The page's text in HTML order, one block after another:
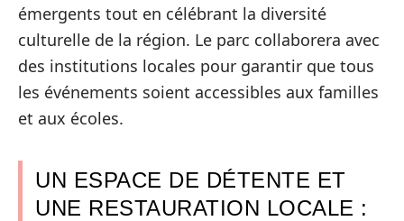
émergents tout en célébrant la diversité
culturelle de la région. Le parc collaborera avec
des institutions locales pour garantir que tous
les événements soient accessibles aux familles
et aux écoles.
UN ESPACE DE DÉTENTE ET
UNE RESTAURATION LOCALE :